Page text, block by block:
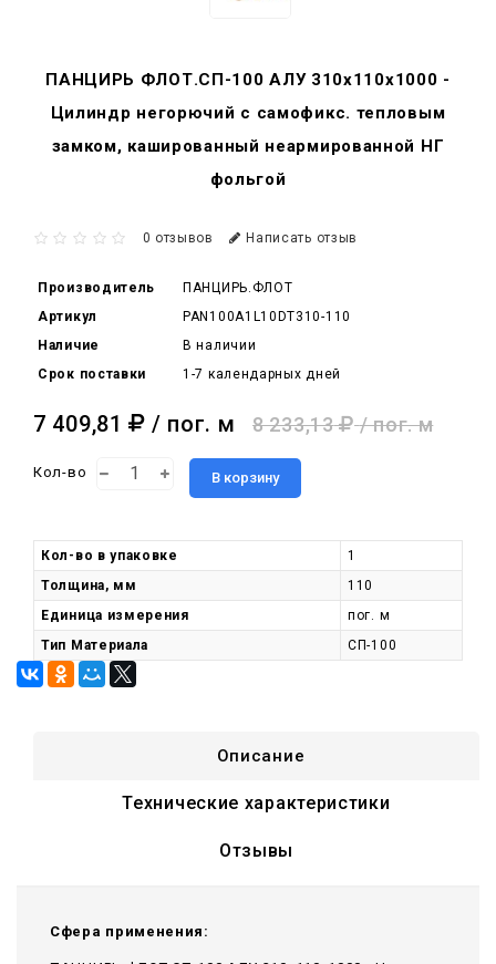
ПАНЦИРЬ ФЛОТ.СП-100 АЛУ 310x110x1000 -
Цилиндр негорючий c самофикс. тепловым
замком, кашированный неармированной НГ
фольгой
0 отзывов Написать отзыв
Производитель
ПАНЦИРЬ.ФЛОТ
Артикул
PAN100A1L10DT310-110
Наличие
В наличии
Срок поставки
1-7 календарных дней
7 409,81 / пог. м 8 233,13 / пог. м
Кол-во В корзину
Кол-во в упаковке
1
Толщина, мм
110
Единица измерения
пог. м
Тип Материала
СП-100
Описание
Технические характеристики
Отзывы
Сфера применения: